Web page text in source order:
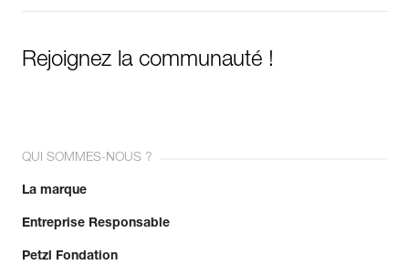
Rejoignez la communauté !
QUI SOMMES-NOUS ?
La marque
Entreprise Responsable
Petzl Fondation